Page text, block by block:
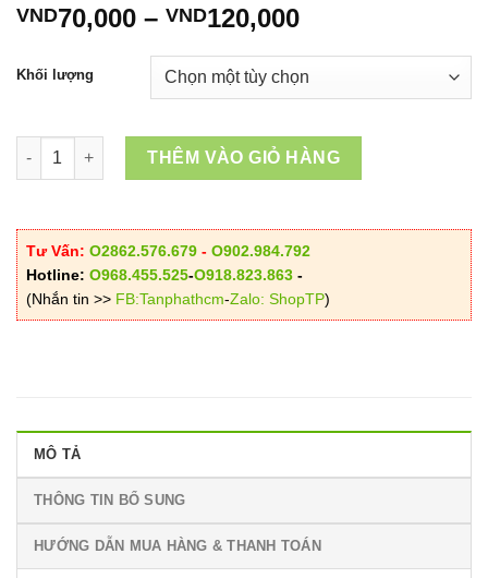
VND70,000 – VND120,000Khoảng
từ
VND70,000
VND120,000
Khối lượng
Mua Lá Xông Bà Đẻ Giá Rẻ Ở Đâu ? số lượng
THÊM VÀO GIỎ HÀNG
Tư Vấn: O2862.576.679 - O902.984.792
Hotline: O968.455.525-O918.823.863 -
(Nhắn tin >> FB:Tanphathcm-Zalo: ShopTP)
MÔ TẢ
THÔNG TIN BỔ SUNG
HƯỚNG DẪN MUA HÀNG & THANH TOÁN